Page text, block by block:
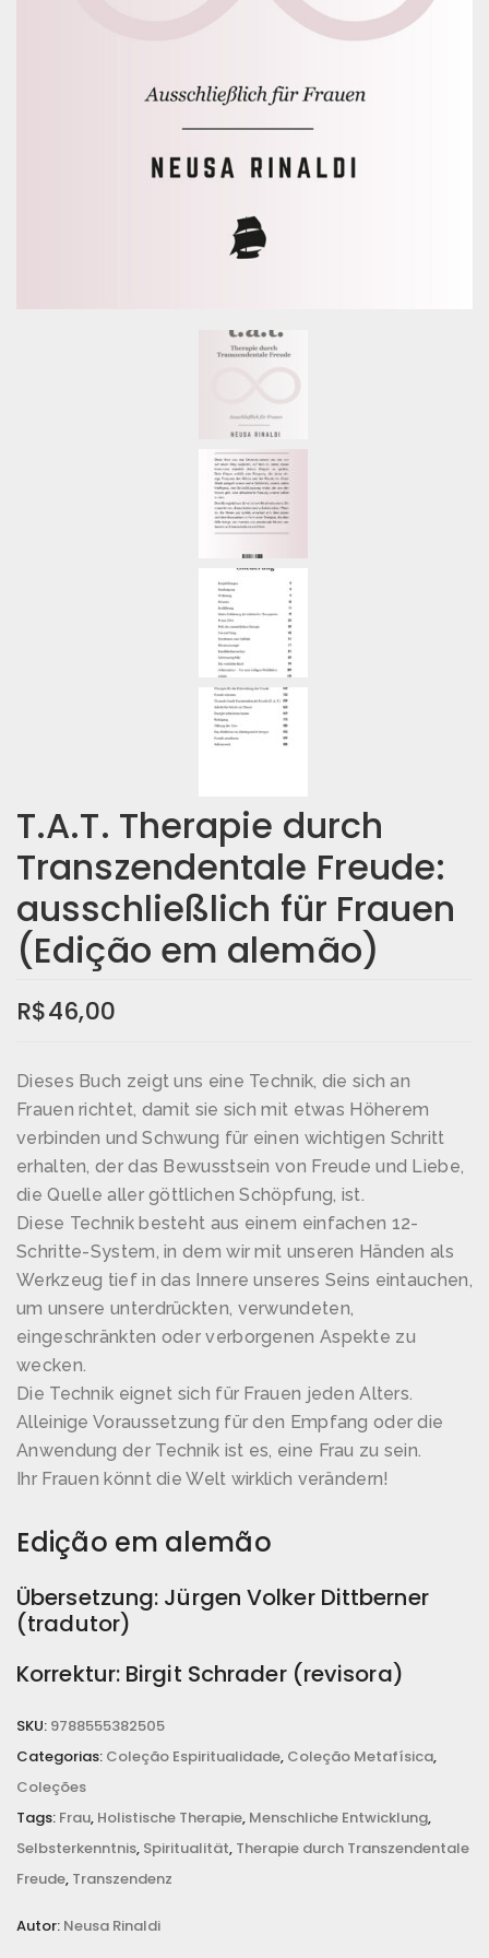
T.A.T. Therapie durch
Transzendentale Freude:
ausschließlich für Frauen
(Edição em alemão)
R$46,00
Dieses Buch zeigt uns eine Technik, die sich an
Frauen richtet, damit sie sich mit etwas Höherem
verbinden und Schwung für einen wichtigen Schritt
erhalten, der das Bewusstsein von Freude und Liebe,
die Quelle aller göttlichen Schöpfung, ist.
Diese Technik besteht aus einem einfachen 12-
Schritte-System, in dem wir mit unseren Händen als
Werkzeug tief in das Innere unseres Seins eintauchen,
um unsere unterdrückten, verwundeten,
eingeschränkten oder verborgenen Aspekte zu
wecken.
Die Technik eignet sich für Frauen jeden Alters.
Alleinige Voraussetzung für den Empfang oder die
Anwendung der Technik ist es, eine Frau zu sein.
Ihr Frauen könnt die Welt wirklich verändern!
Edição em alemão
Übersetzung: Jürgen Volker Dittberner
(tradutor)
Korrektur: Birgit Schrader (revisora)
SKU: 9788555382505
Categorias: Coleção Espiritualidade, Coleção Metafísica,
Coleções
Tags: Frau, Holistische Therapie, Menschliche Entwicklung,
Selbsterkenntnis, Spiritualität, Therapie durch Transzendentale
Freude, Transzendenz
Autor: Neusa Rinaldi